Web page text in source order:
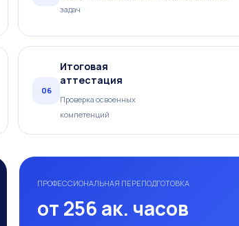
задач
06
Итоговая
аттестация
Проверка освоенных
компетенций
ПРОФЕССИОНАЛЬНАЯ ПЕРЕПОДГОТОВКА
от 256 ак. часов